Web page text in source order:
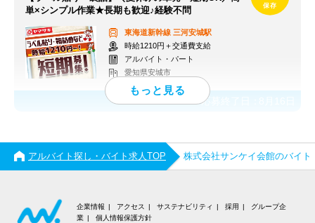
単×シンプル作業★長期も歓迎♪経験不問
東海道新幹線 三河安城駅
時給1210円＋交通費支給
アルバイト・パート
愛知県安城市
応募終了日：
アルバイト探し・バイト求人TOP 株式会社サンケイ会館のバイト
企業情報 アクセス サステナビリティ 採用
グループ企
業
個人情報保護方針